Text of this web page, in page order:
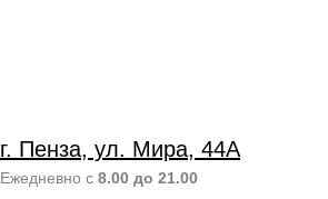
г. Пенза, ул. Мира, 44А
Ежедневно с 8.00 до 21.00